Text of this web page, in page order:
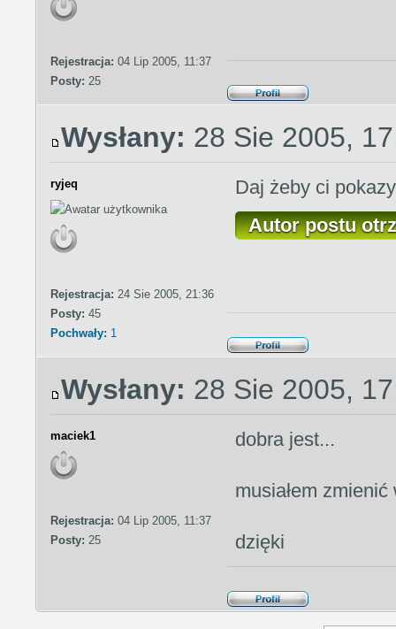
Rejestracja: 04 Lip 2005, 11:37
Posty: 25
Wysłany: 28 Sie 2005,
ryjeq
Rejestracja: 24 Sie 2005, 21:36
Posty: 45
Pochwały: 1
Daj żeby ci
Autor postu
Wysłany: 28 Sie 2005,
maciek1
Rejestracja: 04 Lip 2005, 11:37
Posty: 25
dobra jest...
musiałem
dzięki